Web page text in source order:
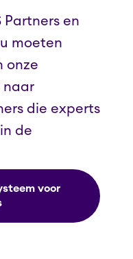
Partners en
moeten
onze
naar
die experts
de
voor